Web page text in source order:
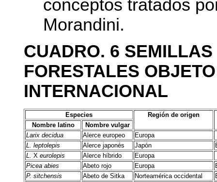
conceptos tratados
Morandini.
CUADRO. 6
FORESTALES
INTERNACIONAL
Especies
Región de origen
Nombre latino
Nombre vulgar
Larix decidua
Alerce europeo
Europa
L. leptolepis
Alerce japonés Japón
L. X eurolepis Alerce híbrido
Europa
Picea abies
Abeto rojo Europa
P. sitchensis
Abeto de Sitka Norteamérica occidental